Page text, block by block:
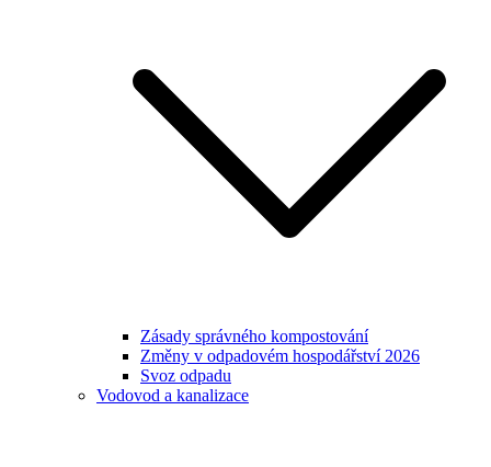
Zásady správného kompostování
Změny v odpadovém hospodářství 2026
Svoz odpadu
Vodovod a kanalizace